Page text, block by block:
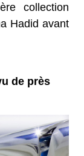
collection
Hadid avant
de près